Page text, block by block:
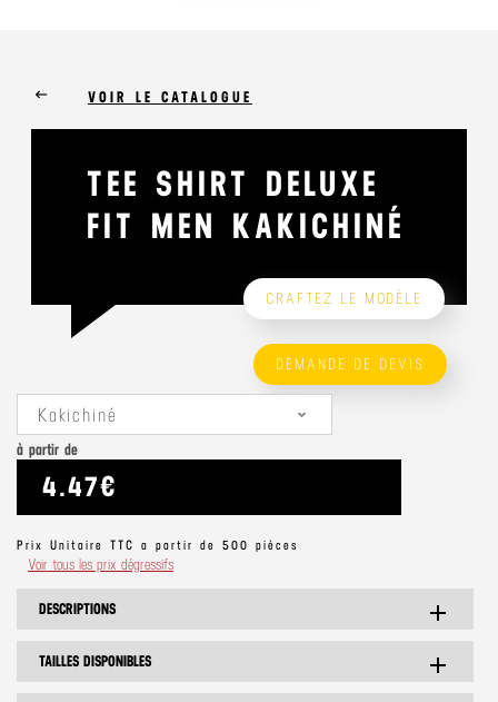
keyboard_backspace VOIR LE CATALOGUE
TEE SHIRT DELUXE
FIT MEN KAKICHINÉ
CRAFTEZ LE MODÈLE
DEMANDE DE DEVIS
Kakichiné
à partir de
4.47€
Prix Unitaire TTC a partir de 500 pièces
Voir tous les prix dégressifs
DESCRIPTIONS add
TAILLES DISPONIBLES add